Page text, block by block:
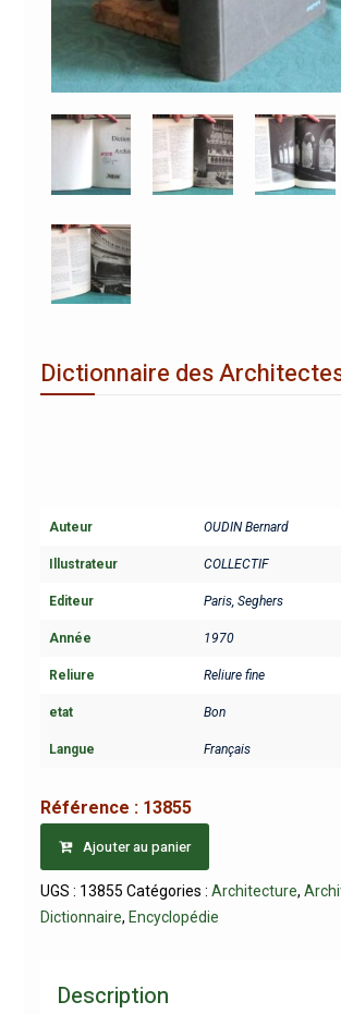
Dictionnaire des
Auteur OUDIN Bernard
Illustrateur COLLECTIF
Editeur Paris, Seghers
Année 1970
Reliure Reliure fine
etat Bon
Langue Français
Référence : 13855
Ajouter au panier
UGS : 13855 Catégories : Architecture,
Dictionnaire, Encyclopédie
Description